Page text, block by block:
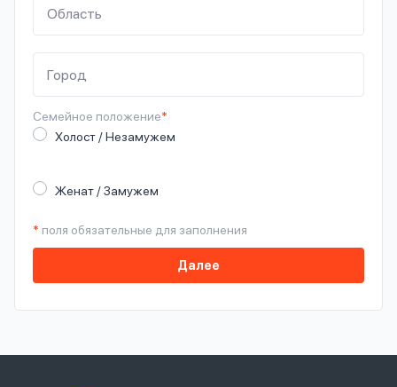
Семейное положение*
Холост / Незамужем
Женат / Замужем
* поля обязательные для заполнения
Далее